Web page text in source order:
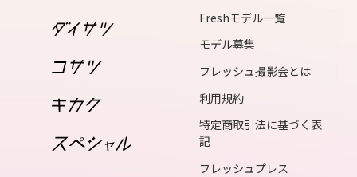
17
thu
18
19
sat
Freshモデル一覧
モデル募集
フレッシュ撮影会とは
利用規約
特定商取引法に基づく表
記
フレッシュプレス